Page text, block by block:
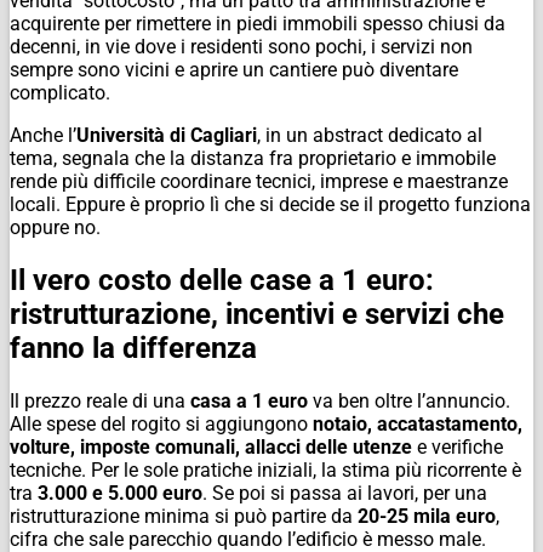
acquirente per rimettere in piedi immobili spesso chiusi da
decenni, in vie dove i residenti sono pochi, i servizi non
sempre sono vicini e aprire un cantiere può diventare
complicato.
Anche l’Università di Cagliari, in un abstract dedicato al
tema, segnala che la distanza fra proprietario e immobile
rende più difficile coordinare tecnici, imprese e maestranze
locali. Eppure è proprio lì che si decide se il progetto funziona
oppure no.
Il vero costo delle case a 1 euro:
ristrutturazione, incentivi e servizi che
fanno la differenza
Il prezzo reale di una casa a 1 euro va ben oltre l’annuncio.
Alle spese del rogito si aggiungono notaio, accatastamento,
volture, imposte comunali, allacci delle utenze e verifiche
tecniche. Per le sole pratiche iniziali, la stima più ricorrente è
tra 3.000 e 5.000 euro. Se poi si passa ai lavori, per una
ristrutturazione minima si può partire da 20-25 mila euro,
cifra che sale parecchio quando l’edificio è messo male.